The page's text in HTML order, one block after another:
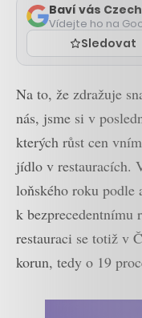
Baví vás
Vídejte ho na
Sledovat
Na to, že zdražuje
nás, jsme si v
kterých růst cen
jídlo v restauracích.
loňského roku podle
k bezprecedentnímu
restauraci se totiž v
korun, tedy o 19